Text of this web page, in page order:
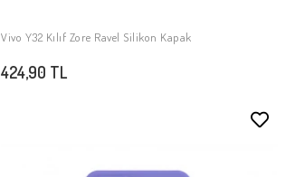
SEPETE EKLE
Vivo Y32 Kılıf Zore Ravel Silikon Kapak
424,90 TL